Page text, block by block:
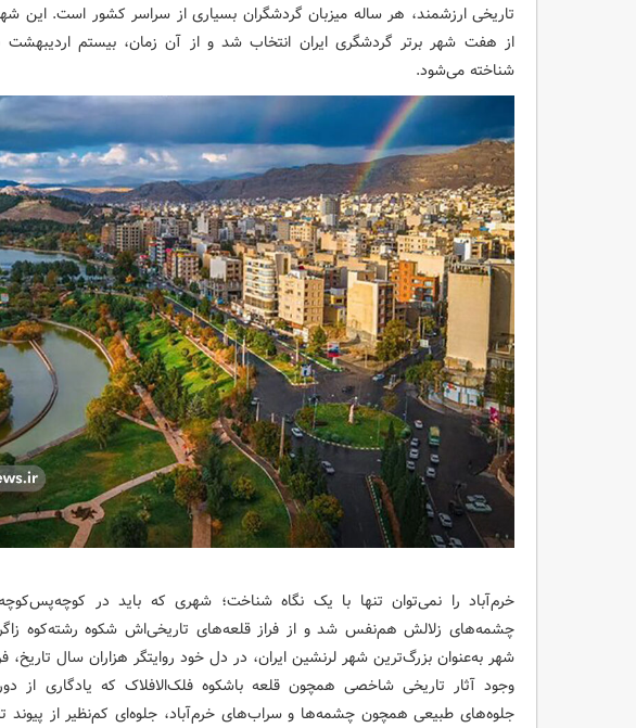
از هفت شهر برتر گردشگری ایران انتخاب شد و از آن زمان، بیستم اردیبهشت
شناخته می‌شود.
خرم‌آباد را نمی‌توان تنها با یک نگاه شناخت؛ شهری که باید در
چشمه‌های زلالش هم‌نفس شد و از فراز قلعه‌های تاریخی‌اش شکوه رشته‌کوه
شهر به‌عنوان بزرگ‌ترین شهر لرنشین ایران، در دل خود روایتگر هزاران سال
وجود آثار تاریخی شاخصی همچون قلعه باشکوه فلک‌الافلاک که یادگاری از
جلوه‌های طبیعی همچون چشمه‌ها و سراب‌های خرم‌آباد، جلوه‌ای کم‌نظیر از پیوند